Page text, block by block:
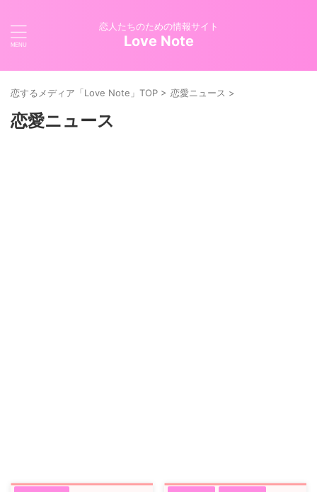
恋人たちのための情報サイト
Love Note
恋するメディア「Love Note」TOP > 恋愛ニュース >
恋愛ニュース